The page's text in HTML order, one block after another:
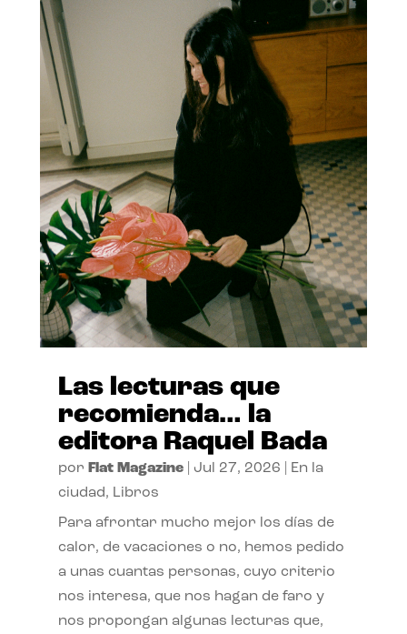
Las lecturas que
recomienda… la
editora Raquel Bada
por Flat Magazine| Jul 27, 2026
En la
ciudad, Libros
Para afrontar mucho mejor los días de
calor, de vacaciones o no, hemos pedido
a unas cuantas personas, cuyo criterio
nos interesa, que nos hagan de faro y
nos propongan algunas lecturas que,